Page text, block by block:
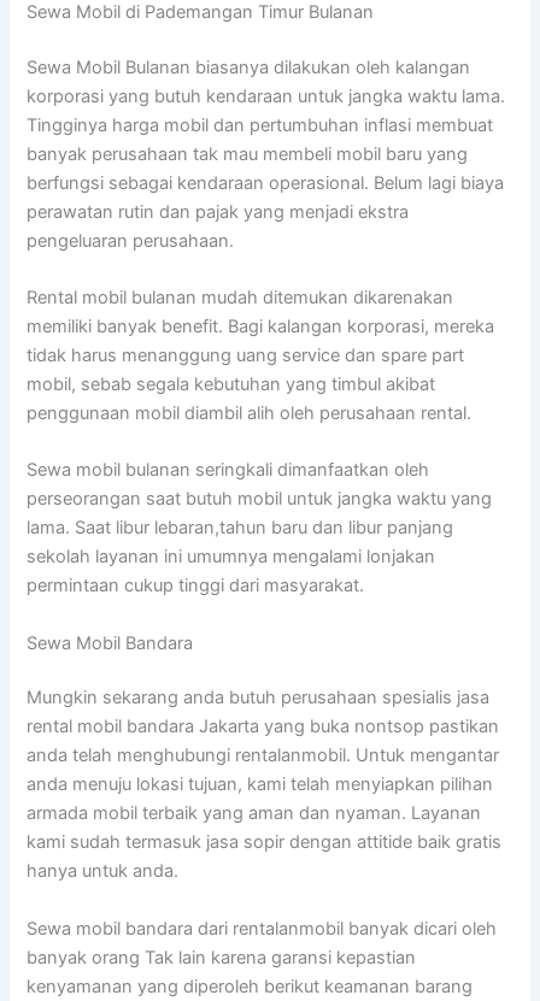
Sewa Mobil di Pademangan Timur Bulanan
Sewa Mobil Bulanan biasanya dilakukan oleh kalangan
korporasi yang butuh kendaraan untuk jangka waktu lama.
Tingginya harga mobil dan pertumbuhan inflasi membuat
banyak perusahaan tak mau membeli mobil baru yang
berfungsi sebagai kendaraan operasional. Belum lagi biaya
perawatan rutin dan pajak yang menjadi ekstra
pengeluaran perusahaan.
Rental mobil bulanan mudah ditemukan dikarenakan
memiliki banyak benefit. Bagi kalangan korporasi, mereka
tidak harus menanggung uang service dan spare part
mobil, sebab segala kebutuhan yang timbul akibat
penggunaan mobil diambil alih oleh perusahaan rental.
Sewa mobil bulanan seringkali dimanfaatkan oleh
perseorangan saat butuh mobil untuk jangka waktu yang
lama. Saat libur lebaran,tahun baru dan libur panjang
sekolah layanan ini umumnya mengalami lonjakan
permintaan cukup tinggi dari masyarakat.
Sewa Mobil Bandara
Mungkin sekarang anda butuh perusahaan spesialis jasa
rental mobil bandara Jakarta yang buka nontsop pastikan
anda telah menghubungi rentalanmobil. Untuk mengantar
anda menuju lokasi tujuan, kami telah menyiapkan pilihan
armada mobil terbaik yang aman dan nyaman. Layanan
kami sudah termasuk jasa sopir dengan attitide baik gratis
hanya untuk anda.
Sewa mobil bandara dari rentalanmobil banyak dicari oleh
banyak orang Tak lain karena garansi kepastian
kenyamanan yang diperoleh berikut keamanan barang